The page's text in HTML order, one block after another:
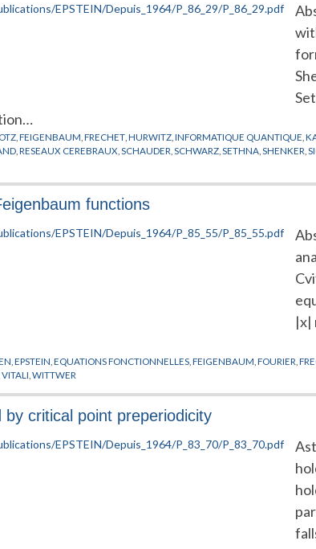
,FEIGENBAUM ,FRECHET ,HURWITZ ,INFORMATIQUE QUANTIQUE ,
,RESEAUX CEREBRAUX SCHAUDER SCHWARZ SETHNA SHENKER
functions
|x|
,EPSTEIN ,EQUATIONS FONCTIONNELLES ,FEIGENBAUM ,FOURIER ,
,VITALI ,WITTWER
critical point preperiodicity